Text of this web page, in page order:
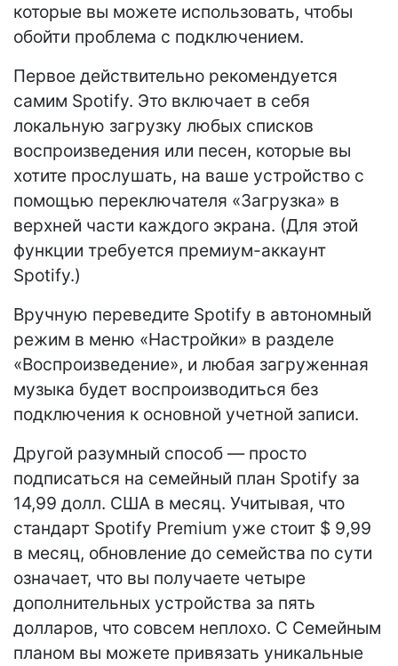
которые вы можете использовать, чтобы
обойти проблема с подключением.
Первое действительно рекомендуется
самим Spotify. Это включает в себя
локальную загрузку любых списков
воспроизведения или песен, которые вы
хотите прослушать, на ваше устройство с
помощью переключателя «Загрузка» в
верхней части каждого экрана. (Для этой
функции требуется премиум-аккаунт
Spotify.)
Вручную переведите Spotify в автономный
режим в меню «Настройки» в разделе
«Воспроизведение», и любая загруженная
музыка будет воспроизводиться без
подключения к основной учетной записи.
Другой разумный способ — просто
подписаться на семейный план Spotify за
14,99 долл. США в месяц. Учитывая, что
стандарт Spotify Premium уже стоит $ 9,99
в месяц, обновление до семейства по сути
означает, что вы получаете четыре
дополнительных устройства за пять
долларов, что совсем неплохо. С Семейным
планом вы можете привязать уникальные